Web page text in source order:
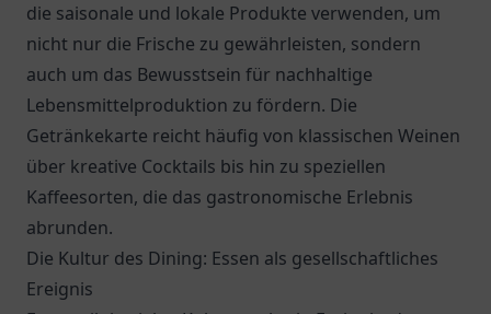
die saisonale und lokale Produkte verwenden, um
nicht nur die Frische zu gewährleisten, sondern
auch um das Bewusstsein für nachhaltige
Lebensmittelproduktion zu fördern. Die
Getränkekarte reicht häufig von klassischen Weinen
über kreative Cocktails bis hin zu speziellen
Kaffeesorten, die das gastronomische Erlebnis
abrunden.
Die Kultur des Dining: Essen als gesellschaftliches
Ereignis